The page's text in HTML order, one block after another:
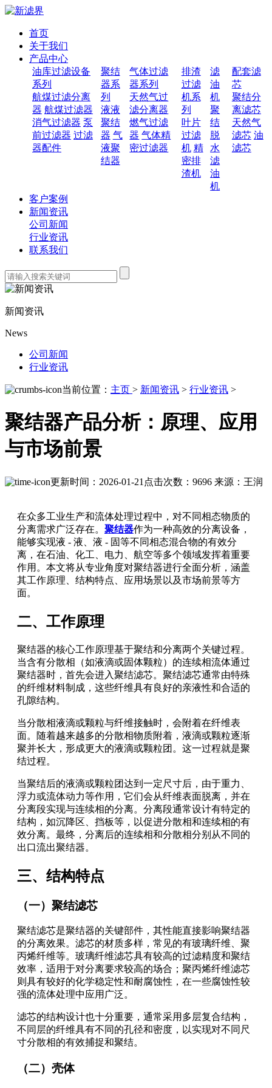
首页
关于我们
产品中心
油库过滤设备
系列
航煤过滤分离
器 航煤过滤器
消气过滤器 泵
前过滤器 过滤
器配件
聚结
器系
列
液液
聚结
器 气
液聚
结器
气体过滤
器系列
天然气过
滤分离器
燃气过滤
器 气体精
密过滤器
排渣
过滤
机系
列
叶片
过滤
机 精
密排
渣机
滤
油
机
聚
结
脱
水
滤
油
机
配套滤
芯
聚结分
离滤芯
天然气
滤芯 油
滤芯
客户案例
新闻资讯
公司新闻
行业资讯
联系我们
新闻资讯
News
公司新闻
行业资讯
当前位置： 主页 > 新闻资讯 > 行业资讯 >
聚结器产品分析：原理、应用
与市场前景
更新时间：2026-01-21 点击次数：9696 来源：王润
在众多工业生产和流体处理过程中，对不同相态物质的
分离需求广泛存在。 聚结器作为一种高效的分离设备，
能够实现液 - 液、液 - 固等不同相态混合物的有效分
离，在石油、化工、电力、航空等多个领域发挥着重要
作用。本文将从专业角度对聚结器进行全面分析，涵盖
其工作原理、结构特点、应用场景以及市场前景等方
面。
二、工作原理
聚结器的核心工作原理基于聚结和分离两个关键过程。
当含有分散相（如液滴或固体颗粒）的连续相流体通过
聚结器时，首先会进入聚结滤芯。聚结滤芯通常由特殊
的纤维材料制成，这些纤维具有良好的亲液性和合适的
孔隙结构。
当分散相液滴或颗粒与纤维接触时，会附着在纤维表
面。随着越来越多的分散相物质附着，液滴或颗粒逐渐
聚并长大，形成更大的液滴或颗粒团。这一过程就是聚
结过程。
当聚结后的液滴或颗粒团达到一定尺寸后，由于重力、
浮力或流体动力等作用，它们会从纤维表面脱离，并在
分离段实现与连续相的分离。分离段通常设计有特定的
结构，如沉降区、挡板等，以促进分散相和连续相的有
效分离。最终，分离后的连续相和分散相分别从不同的
出口流出聚结器。
三、结构特点
（一）聚结滤芯
聚结滤芯是聚结器的关键部件，其性能直接影响聚结器
的分离效果。滤芯的材质多样，常见的有玻璃纤维、聚
丙烯纤维等。玻璃纤维滤芯具有较高的过滤精度和聚结
效率，适用于对分离要求较高的场合；聚丙烯纤维滤芯
则具有较好的化学稳定性和耐腐蚀性，在一些腐蚀性较
强的流体处理中应用广泛。
滤芯的结构设计也十分重要，通常采用多层复合结构，
不同层的纤维具有不同的孔径和密度，以实现对不同尺
寸分散相的有效捕捉和聚结。
（二）壳体